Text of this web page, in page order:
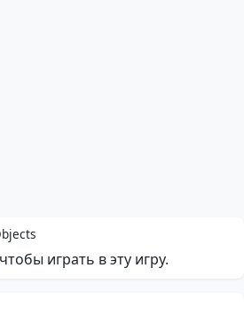
играть в эту игру.